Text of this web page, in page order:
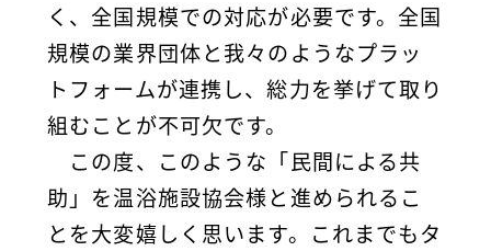
く、全国規模での対応が必要です。全国
規模の業界団体と我々のようなプラッ
トフォームが連携し、総力を挙げて取り
組むことが不可欠です。
この度、このような「民間による共
助」を温浴施設協会様と進められるこ
とを大変嬉しく思います。これまでもタ